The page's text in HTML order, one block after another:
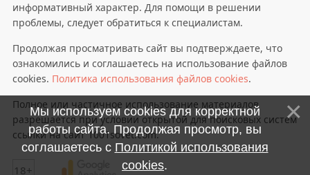
информативный характер. Для помощи в решении
проблемы, следует обратиться к специалистам.
Продолжая просматривать сайт вы подтверждаете, что
ознакомились и соглашаетесь на использование файлов
cookies. Политика использования файлов cookies.
Полное или частичное использование материалов
разрешается при условии открытой для поисковых систем
ссылки на сайт 1001sovet.com.
18+
Мы используем cookies для корректной
работы сайта. Продолжая просмотр, вы
соглашаетесь с Политикой использования
cookies.